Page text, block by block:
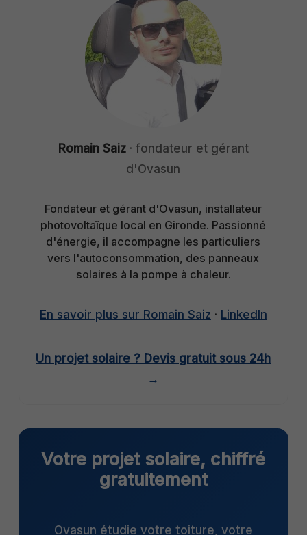
Romain Saiz · fondateur et gérant
d'Ovasun
Fondateur et gérant d'Ovasun, installateur
photovoltaïque local en Gironde. Passionné
d'énergie, il accompagne les particuliers
vers l'autoconsommation, des panneaux
solaires à la pompe à chaleur.
En savoir plus sur Romain Saiz · LinkedIn
Un projet solaire ? Devis gratuit sous 24h
→
Votre projet solaire, chiffré
gratuitement
Ovasun étudie votre toiture, votre